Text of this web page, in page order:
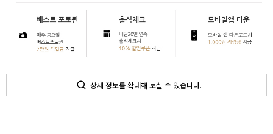
상세 정보를 확대해 보실 수 있습니다.